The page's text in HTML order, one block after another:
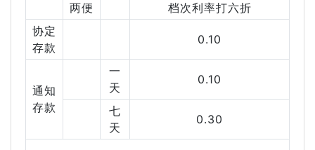
两便
档次利率打六折
协定
存款
0.10
通知
存款
一
天
0.10
七
天
0.30